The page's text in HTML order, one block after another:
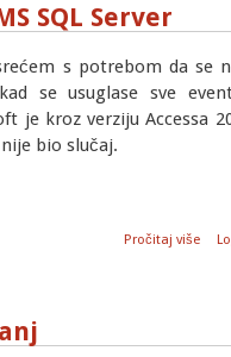
SQL Server
s potrebom da se
se usuglase sve
je kroz verziju Accessa
bio slučaj.
Pročitaj više o